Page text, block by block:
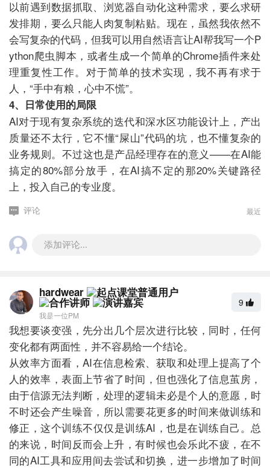
以前遇到数据抓取、浏览器自动化这种需求，要么求研
发排期，要么只能人肉复制粘贴。现在，虽然我依然不
会写复杂的代码，但我可以用自然语言让AI帮我写一个P
ython爬虫脚本，或者生成一个简单的Chrome插件来处
理重复性工作。对于简单的技术实现，我不再有求于
人，“手中有粮，心中不慌”。
4、日常使用的局限
AI对于现有复杂系统的迭代和深水区功能设计上，产出
质量还不太行，它不懂“屎山”代码的坑，也不懂复杂的
业务规则。不过这也是产品经理存在的意义——在AI能
搞定的80%部分放手，在AI搞不定的那20%关键路径
上，投入自己的专业度。
评论 最近
添加评论...
hardwear
我是一位PM
9
我想要谈变强，先分出几个层次进行比较，同时，任何
变化都有两面性，并不容易给一个结论。
从效率方面看，AI在信息检索、获取和处理上提高了个
人的效率，表面上节省了时间，但也强化了信息茧房，
由于信源无法判断，处理的逻辑未必是个人的意愿，时
不时还会产生噪音，所以需要花更多的时间来做训练和
修正，这个训练不仅仅是训练AI，也是在训练自己。总
的来说，时间反而会上升，有时候也会乐此不疲，在不
同的AI工具和应用间去尝试和切换，进一步增加了时间